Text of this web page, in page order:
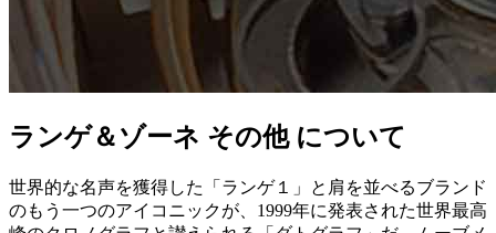
ランゲ＆ゾーネ その他 について
世界的な名声を獲得した「ランゲ１」と肩を並べるブランド
のもう一つのアイコニックが、1999年に発表された世界最高